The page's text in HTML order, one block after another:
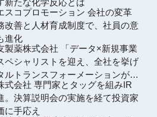
新たな化学反応とは
スコプロモーション 会社の変革
改善と人材育成制度で、社員の意
進化
製薬株式会社 「データ×新規事業
ペシャリストを迎え、全社を挙げ
ルトランスフォーメーションが一
式会社 専門家とタッグを組みIR
。決算説明会の実施を経て投資家
に手応え